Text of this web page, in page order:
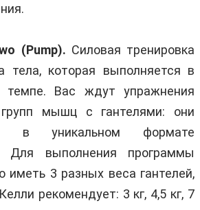
(Pump). Силовая тренировка
тела, которая выполняется в
темпе. Вас ждут упражнения
мышц с гантелями: они
в уникальном формате
Для выполнения программы
иметь 3 разных веса гантелей,
рекомендует: 3 кг, 4,5 кг, 7